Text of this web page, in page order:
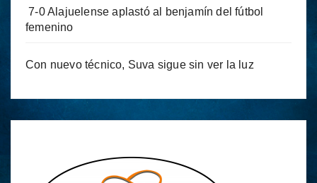
7-0 Alajuelense aplastó al benjamín del fútbol
femenino
Con nuevo técnico, Suva sigue sin ver la luz